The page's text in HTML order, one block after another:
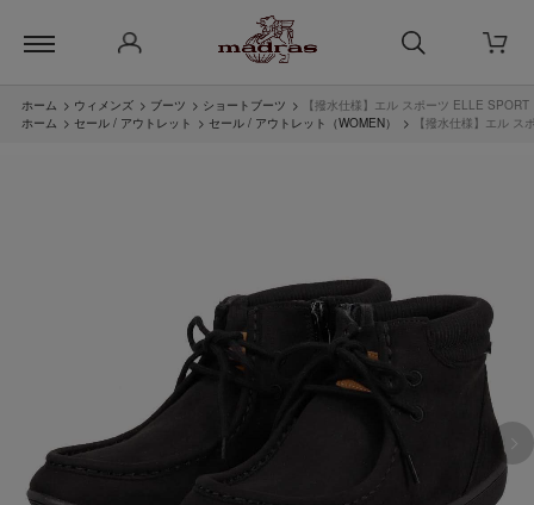
ホーム > ウィメンズ > ブーツ > ショートブーツ >
【撥水仕様】エル スポーツ ELLE
ホーム > セール / アウトレット > セール / アウトレット（WOMEN） > 【撥水仕様】エル